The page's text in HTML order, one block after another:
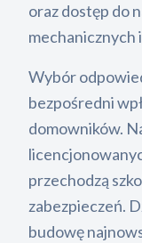
oraz dostęp do
mechanicznych
Wybór
bezpośredni
domowników.
przechodzą
zabezpieczeń.
budowę